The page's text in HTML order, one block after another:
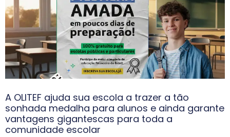
A OLITEF ajuda sua escola a trazer a tão
sonhada medalha para alunos e ainda garante
vantagens gigantescas para toda a
comunidade escolar